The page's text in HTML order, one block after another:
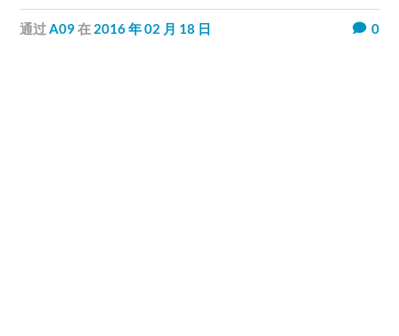
通过A09在 2016 年 02 月 18 日 0